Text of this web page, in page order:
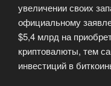
увеличении своих
официальному
$5,4 млрд на
криптовалюты, тем
инвестиций в